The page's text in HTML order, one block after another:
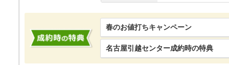
春のお値打ちキャンペーン
名古屋引越センター成約時の特典